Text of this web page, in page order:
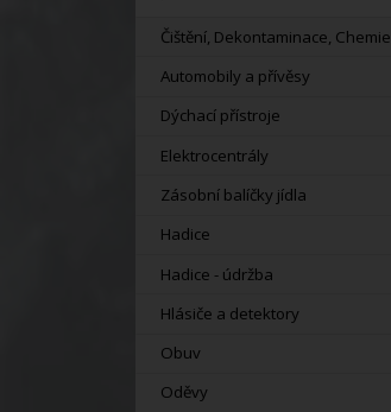
Čištění, Dekontaminace, Chemie
Automobily a přívěsy
Dýchací přístroje
Elektrocentrály
Zásobní balíčky jídla
Hadice
Hadice - údržba
Hlásiče a detektory
Obuv
Oděvy